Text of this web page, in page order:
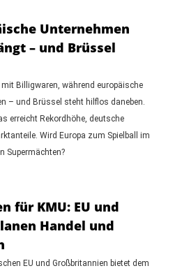
Unternehmen
– und Brüssel
Billigwaren, während europäische
– und Brüssel steht hilflos daneben.
erreicht Rekordhöhe, deutsche
Wird Europa zum Spielball im
Supermächten?
für KMU: EU und
Handel und
EU und Großbritannien bietet dem